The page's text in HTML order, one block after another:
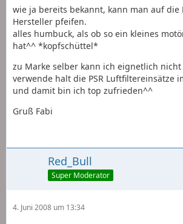
wie ja bereits bekannt, kann man auf die
Hersteller pfeifen.
alles humbuck, als ob so ein kleines
hat^^ *kopfschüttel*
zu Marke selber kann ich eignetlich
verwende halt die PSR Luftfiltereinsätze
und damit bin ich top zufrieden^^
Gruß Fabi
Red_Bull
Super Moderator
4. Juni 2008 um 13:34